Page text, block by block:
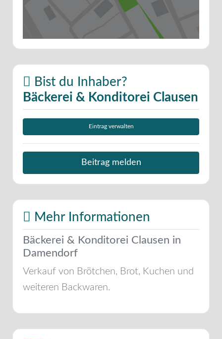
Bist du Inhaber?
Bäckerei & Konditorei Clausen
Eintrag verwalten
Beitrag melden
Mehr Informationen
Bäckerei & Konditorei Clausen in
Damendorf
Verkauf von Brötchen, Brot, Kuchen und
weiteren Backwaren.